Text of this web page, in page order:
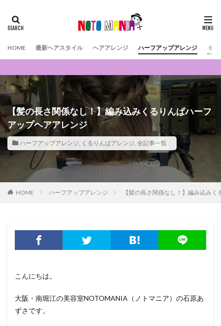
HOME 最新ヘアスタイル ヘアアレンジ ハーフアップアレンジ く
【髪の長さ関係なし！】編み込みくるりんぱハーフ
アップヘアアレンジ
ハーフアップアレンジ, くるりんぱアレンジ, 全記事一覧
HOME ハーフアップアレンジ 【髪の長さ関係なし！】編み込み
こんにちは。
大阪・南堀江の美容室NOTOMANIA（ノトマニア）の石原あ
ずさです。